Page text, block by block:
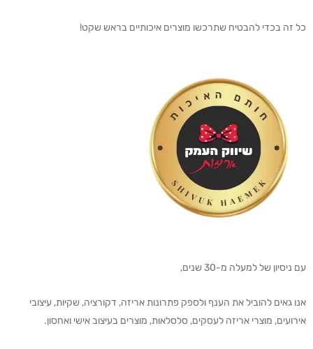
כל זה בכדי להבטיח שתרכשו מוצרים איכותיים בראש שקט!
עם ניסיון של למעלה מ-30 שנים,
אנו גאים להוביל את הענף ולספק פתרונות אריזה, דקורציה, שקיות, עיצובי
אירועים, מוצרי אריזה לעסקים, סלסלאות, מוצרים בעיצוב אישי ואחסון.